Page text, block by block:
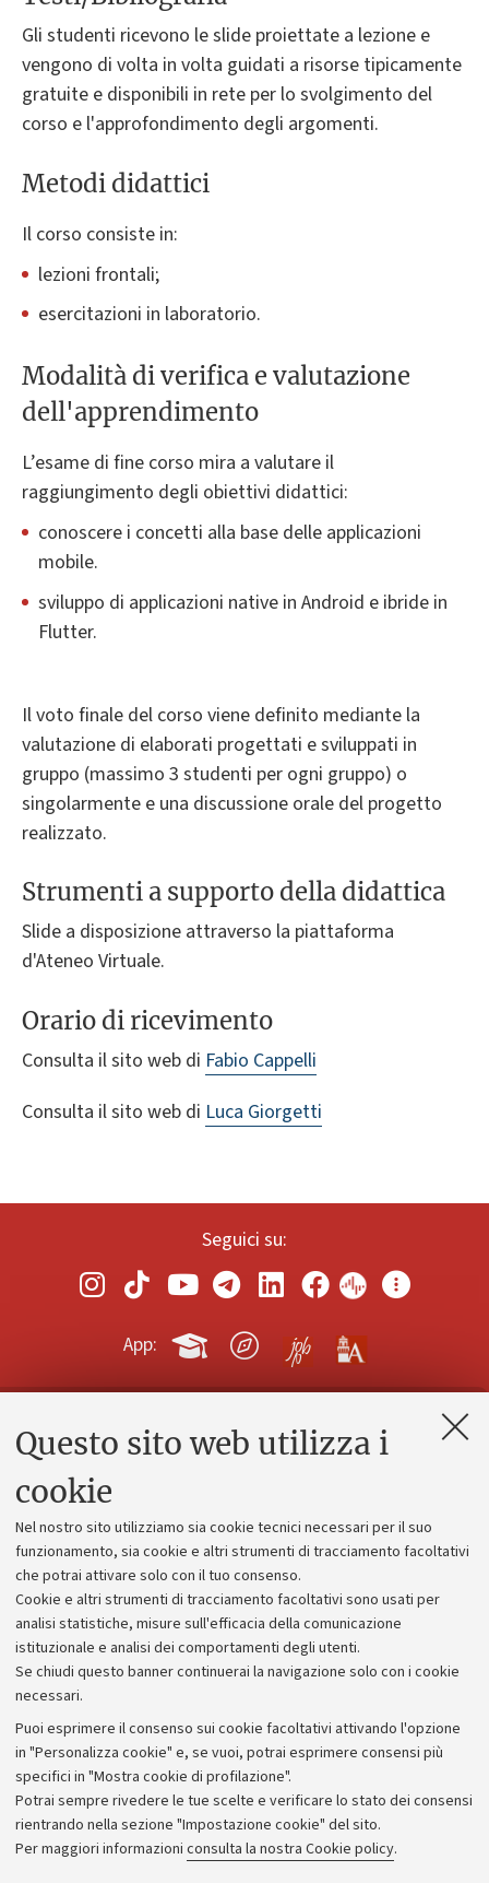
Questo sito web utilizza i
cookie
Nel nostro sito utilizziamo sia cookie tecnici necessari per il suo
funzionamento, sia cookie e altri strumenti di tracciamento facoltativi
che potrai attivare solo con il tuo consenso.
Cookie e altri strumenti di tracciamento facoltativi sono usati per
analisi statistiche, misure sull'efficacia della comunicazione
istituzionale e analisi dei comportamenti degli utenti.
Se chiudi questo banner continuerai la navigazione solo con i cookie
necessari.
Puoi esprimere il consenso sui cookie facoltativi attivando l'opzione
in "Personalizza cookie" e, se vuoi, potrai esprimere consensi più
specifici in "Mostra cookie di profilazione".
Potrai sempre rivedere le tue scelte e verificare lo stato dei consensi
rientrando nella sezione "Impostazione cookie" del sito.
Per maggiori informazioni consulta la nostra Cookie policy.
Gli studenti ricevono le slide proiettate a lezione e
vengono di volta in volta guidati a risorse tipicamente
gratuite e disponibili in rete per lo svolgimento del
corso e l'approfondimento degli argomenti.
Metodi didattici
Il corso consiste in:
lezioni frontali;
esercitazioni in laboratorio.
Modalità di verifica e valutazione
dell'apprendimento
L’esame di fine corso mira a valutare il
raggiungimento degli obiettivi didattici:
conoscere i concetti alla base delle applicazioni
mobile.
sviluppo di applicazioni native in Android e ibride in
Flutter.
Il voto finale del corso viene definito mediante la
valutazione di elaborati progettati e sviluppati in
gruppo (massimo 3 studenti per ogni gruppo) o
singolarmente e una discussione orale del progetto
realizzato.
Strumenti a supporto della didattica
Slide a disposizione attraverso la piattaforma
d'Ateneo Virtuale.
Orario di ricevimento
Consulta il sito web di Fabio Cappelli
Consulta il sito web di Luca Giorgetti
Seguici su:
App:
Contatti e PEC
Alumni community
Piano strategico
Bilanci
Donazioni e 5x1000
Bandi, gare e concorsi
Albo online
Amministrazione trasparente
Atti di notifica
Informazioni sul sito e accessibilità